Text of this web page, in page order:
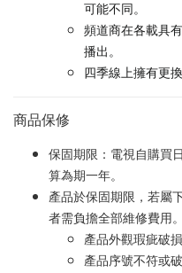
可能不同。
頻道商在各載具
播出。
四季線上擁有更
商品保修
保固期限：電視自購買
算為期一年。
產品於保固期限，若屬
者需負擔全部維修費用。
產品外觀瑕疵破損
產品序號不符或